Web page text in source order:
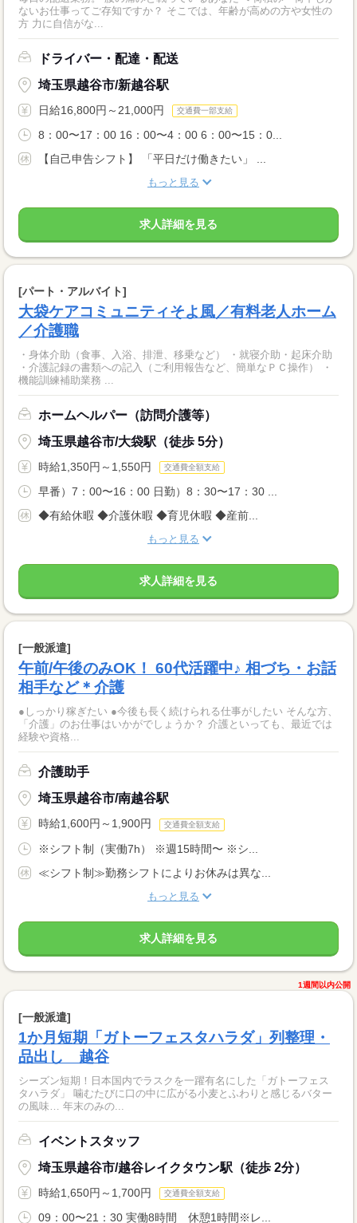
ないお仕事ってご存知ですか？ そこでは、年齢が高めの方や女性の
方 力に自信がな...
ドライバー・配達・配送
埼玉県越谷市/新越谷駅
日給16,800円～21,000円 交通費一部支給
8：00〜17：00 16：00〜4：00 6：00〜15：0...
【自己申告シフト】 「平日だけ働きたい」 ...
もっと見る
求人詳細を見る
[パート・アルバイト]
大袋ケアコミュニティそよ風／有料老人ホーム
／介護職
・身体介助（食事、入浴、排泄、移乗など） ・就寝介助・起床介助
・介護記録の書類への記入（ご利用報告など、簡単なＰＣ操作） ・
機能訓練補助業務 ...
ホームヘルパー（訪問介護等）
埼玉県越谷市/大袋駅（徒歩 5分）
時給1,350円～1,550円 交通費全額支給
早番）7：00〜16：00 日勤）8：30〜17：30 ...
◆有給休暇 ◆介護休暇 ◆育児休暇 ◆産前...
もっと見る
求人詳細を見る
[一般派遣]
午前/午後のみOK！ 60代活躍中♪ 相づち・お話
相手など＊介護
●しっかり稼ぎたい ●今後も長く続けられる仕事がしたい そんな方、
「介護」のお仕事はいかがでしょうか？ 介護といっても、最近では
経験や資格...
介護助手
埼玉県越谷市/南越谷駅
時給1,600円～1,900円 交通費全額支給
※シフト制（実働7h） ※週15時間〜 ※シ...
≪シフト制≫勤務シフトによりお休みは異な...
もっと見る
求人詳細を見る
1週間以内公開
[一般派遣]
1か月短期「ガトーフェスタハラダ」列整理・
品出し 越谷
シーズン短期！日本国内でラスクを一躍有名にした「ガトーフェス
タハラダ」 噛むたびに口の中に広がる小麦とふわりと感じるバター
の風味… 年末のみの...
イベントスタッフ
埼玉県越谷市/越谷レイクタウン駅（徒歩 2分）
時給1,650円～1,700円 交通費全額支給
09：00〜21：30 実働8時間 休憩1時間※レ...